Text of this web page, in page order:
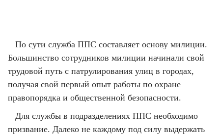
По сути служба ППС составляет основу милиции.
Большинство сотрудников милиции начинали свой
трудовой путь с патрулирования улиц в городах,
получая свой первый опыт работы по охране
правопорядка и общественной безопасности.
Для службы в подразделениях ППС необходимо
призвание. Далеко не каждому под силу выдержать